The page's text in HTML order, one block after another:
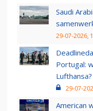
Saudi
29-07-2026,
Portugal:
Lufthansa?
29-07-
American